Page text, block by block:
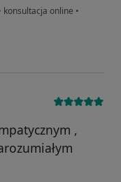
konsultacja online •
,